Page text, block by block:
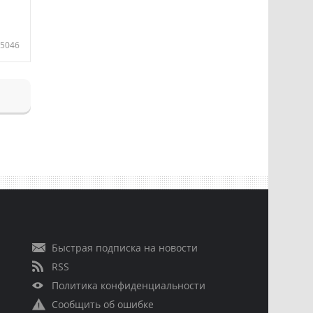
5046
Быстрая подписка на новости
RSS
Политика конфиденциальности
Сообщить об ошибке